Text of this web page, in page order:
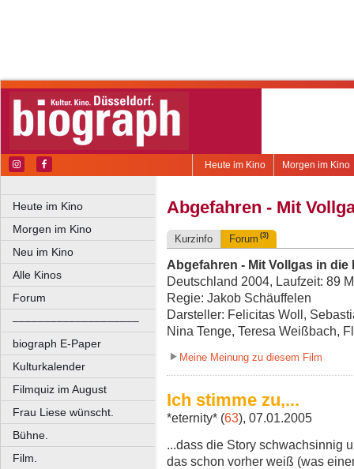
Morgen im Kino
Heute im Kino
Heute im Kino
Morgen im Kino
Neu im Kino
Alle Kinos
Forum
––––––––––––––––––––
biograph E-Paper
Kulturkalender
Filmquiz im August
Frau Liese wünscht.
Bühne.
Film.
Abgefahren - Mit
Kurzinfo Forum (3)
Abgefahren - Mit Vollgas in die
Deutschland 2004, Laufzeit: 89
Regie: Jakob Schäuffelen
Darsteller: Felicitas Woll,
Nina Tenge, Teresa Weißbach,
Meine Meinung zu diesem Film
Ich stimme zu,...
*eternity* (63), 07.01.2005
...dass die Story schwachsinnig
das schon vorher weiß (was